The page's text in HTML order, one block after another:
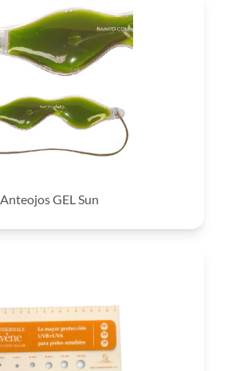
Anteojos GEL Sun